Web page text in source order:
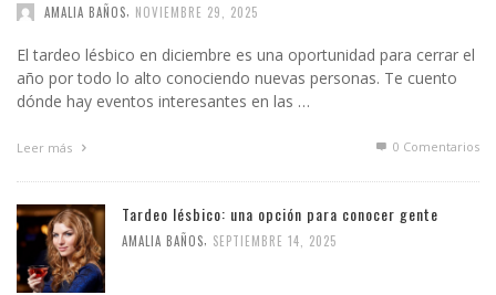
AMALIA BAÑOS NOVIEMBRE 29, 2025
El tardeo lésbico en diciembre es una oportunidad para cerrar el
año por todo lo alto conociendo nuevas personas. Te cuento
dónde hay eventos interesantes en las …
Leer más 0 Comentarios
Tardeo lésbico: una opción para conocer gente
AMALIA BAÑOS SEPTIEMBRE 14, 2025